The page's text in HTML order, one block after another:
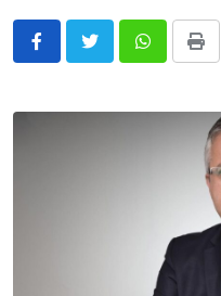
WhatsappPrint